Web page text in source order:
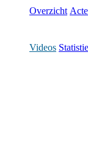
Overzicht
Videos